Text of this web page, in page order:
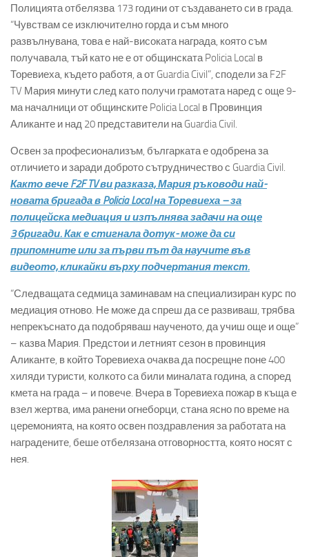
Полицията отбелязва 173 години от създаването си в града.
“Чувствам се изключително горда и съм много
развълнувана, това е най-високата награда, която съм
получавала, тъй като не е от общинската Policia Local в
Торевиеха, където работя, а от Guardia Civil”, сподели за F2F
TV Мария минути след като получи грамотата наред с още 9-
ма началници от общинските Policia Local в Провинция
Аликанте и над 20 представители на Guardia Civil.
Освен за професионализъм, българката е одобрена за
отличието и заради доброто сътрудничество с Guardia Civil.
Както вече F2F TV ви разказа, Мария ръководи най-
новата бригада в Policia Local на Торевиеха – за
полицейска медиация и изпълнява задачи на още
3 бригади. Как е стигнала дотук- може да си
припомните или за първи път да научите във
видеото, кликайки върху подчертания текст.
“Следващата седмица заминавам на специализиран курс по
медиация отново. Не може да спреш да се развиваш, трябва
непрекъснато да подобряваш наученото, да учиш още и още”
– казва Мария. Предстои и летният сезон в провинция
Аликанте, в който Торевиеха очаква да посрещне поне 400
хиляди туристи, колкото са били миналата година, а според
кмета на града – и повече. Вчера в Торевиеха пожар в къща е
взел жертва, има ранени огнеборци, стана ясно по време на
церемонията, на която освен поздравления за работата на
наградените, беше отбелязана отговорността, която носят с
нея.